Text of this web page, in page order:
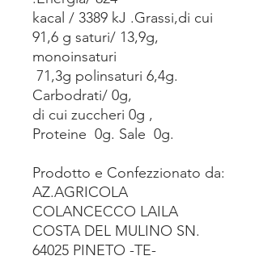
kacal / 3389 kJ .Grassi,di cui
91,6 g saturi/ 13,9g,
monoinsaturi
71,3g polinsaturi 6,4g.
Carbodrati/ 0g,
di cui zuccheri 0g ,
Proteine 0g. Sale 0g.
Prodotto e Confezzionato da:
AZ.AGRICOLA
COLANCECCO LAILA
COSTA DEL MULINO SN.
64025 PINETO -TE-